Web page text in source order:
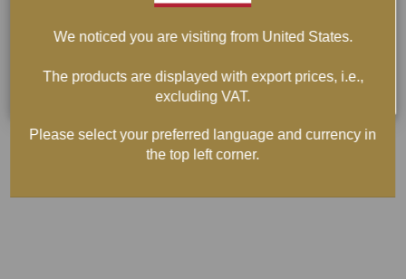
We noticed you are visiting from United States.
The products are displayed with export prices, i.e.,
excluding VAT.
Please select your preferred language and currency in
the top left corner.